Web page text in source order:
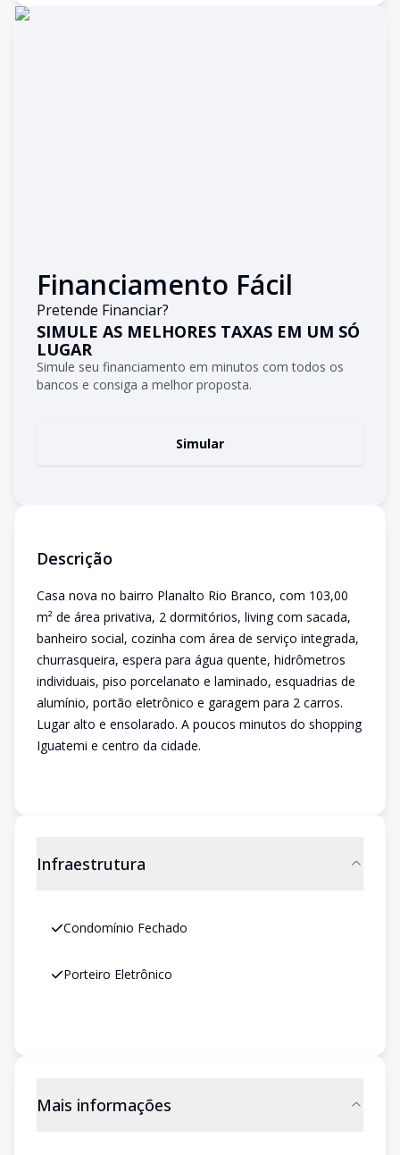
Financiamento Fácil
Pretende Financiar?
SIMULE AS MELHORES TAXAS EM UM SÓ
LUGAR
Simule seu financiamento em minutos com todos os
bancos e consiga a melhor proposta.
Simular
Descrição
Casa nova no bairro Planalto Rio Branco, com 103,00
m² de área privativa, 2 dormitórios, living com sacada,
banheiro social, cozinha com área de serviço integrada,
churrasqueira, espera para água quente, hidrômetros
individuais, piso porcelanato e laminado, esquadrias de
alumínio, portão eletrônico e garagem para 2 carros.
Lugar alto e ensolarado. A poucos minutos do shopping
Iguatemi e centro da cidade.
Infraestrutura
Condomínio Fechado
Porteiro Eletrônico
Mais informações